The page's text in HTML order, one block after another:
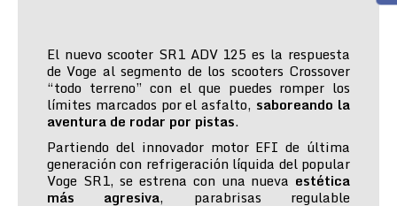
El nuevo scooter SR1 ADV 125 es la respuesta
de Voge al segmento de los scooters Crossover
“todo terreno” con el que puedes romper los
límites marcados por el asfalto, saboreando la
aventura de rodar por pistas.
Partiendo del innovador motor EFI de última
generación con refrigeración líquida del popular
Voge SR1, se estrena con una nueva estética
más agresiva, parabrisas regulable